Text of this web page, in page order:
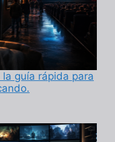
guía rápida para